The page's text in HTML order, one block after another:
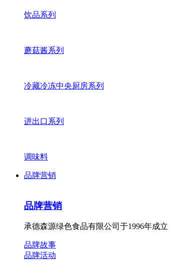
饮品系列
蘑菇酱系列
冷藏冷冻中央厨房系列
进出口系列
调味料
品牌营销
品牌营销
承德森源绿色食品有限公司于1996年成
品牌故事
品牌活动